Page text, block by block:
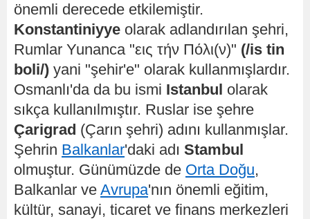
önemli derecede etkilemiştir.
Konstantiniyye olarak adlandırılan şehri,
Rumlar Yunanca "εις τήν Πόλι(ν)" (/is tin
boli/) yani "şehir'e" olarak kullanmışlardır.
Osmanlı'da da bu ismi Istanbul olarak
sıkça kullanılmıştır. Ruslar ise şehre
Çarigrad (Çarın şehri) adını kullanmışlar.
Şehrin Balkanlar'daki adı Stambul
olmuştur. Günümüzde de Orta Doğu,
Balkanlar ve Avrupa'nın önemli eğitim,
kültür, sanayi, ticaret ve finans merkezleri